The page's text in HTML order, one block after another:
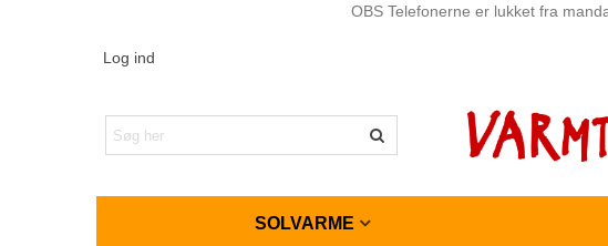
OBS Telefonerne er lukket fra
Log ind
SOLVARME